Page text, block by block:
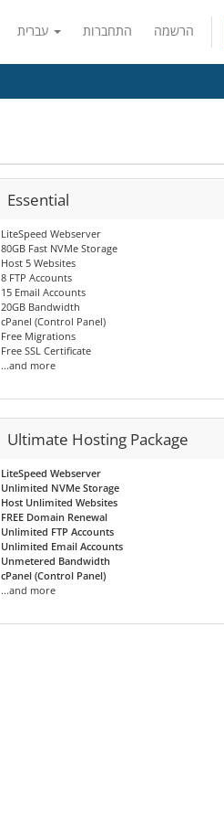
התחברות הרשמה
Essential
LiteSpeed Webserver
80GB Fast NVMe Storage
Host 5 Websites
8 FTP Accounts
15 Email Accounts
20GB Bandwidth
cPanel (Control Panel)
Free Migrations
Free SSL Certificate
...and more
Ultimate Hosting Package
LiteSpeed Webserver
Unlimited NVMe Storage
Host Unlimited Websites
FREE Domain Renewal
Unlimited FTP Accounts
Unlimited Email Accounts
Unmetered Bandwidth
cPanel (Control Panel)
...and more